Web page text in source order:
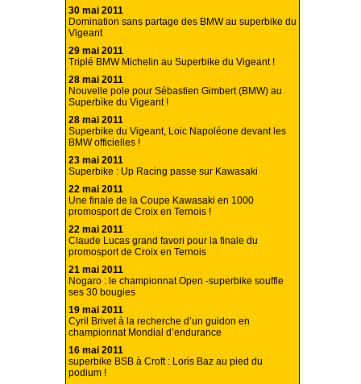
30 mai 2011
Domination sans partage des BMW au superbike du
Vigeant
29 mai 2011
Triplé BMW Michelin au Superbike du Vigeant !
28 mai 2011
Nouvelle pole pour Sébastien Gimbert (BMW) au
Superbike du Vigeant !
28 mai 2011
Superbike du Vigeant, Loic Napoléone devant les
BMW officielles !
23 mai 2011
Superbike : Up Racing passe sur Kawasaki
22 mai 2011
Une finale de la Coupe Kawasaki en 1000
promosport de Croix en Ternois !
22 mai 2011
Claude Lucas grand favori pour la finale du
promosport de Croix en Ternois
21 mai 2011
Nogaro : le championnat Open -superbike souffle
ses 30 bougies
19 mai 2011
Cyril Brivet à la recherche d’un guidon en
championnat Mondial d’endurance
16 mai 2011
superbike BSB à Croft : Loris Baz au pied du
podium !